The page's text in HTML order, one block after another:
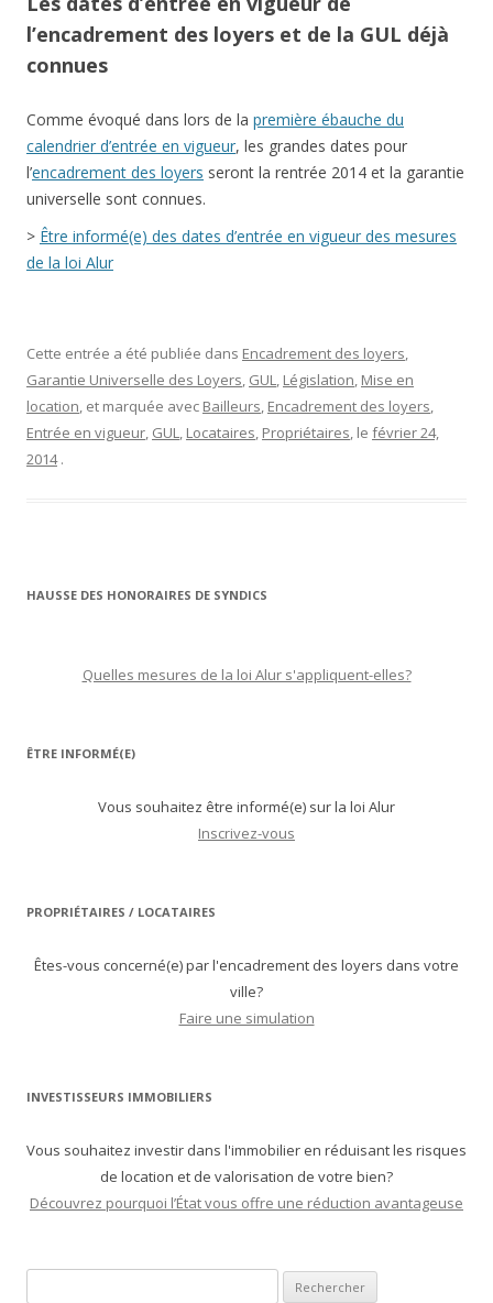
l’encadrement des loyers et de la GUL déjà
connues
Comme évoqué dans lors de la première ébauche du
calendrier d’entrée en vigueur, les grandes dates pour
l’encadrement des loyers seront la rentrée 2014 et la garantie
universelle sont connues.
> Être informé(e) des dates d’entrée en vigueur des mesures
de la loi Alur
Cette entrée a été publiée dans Encadrement des loyers,
Garantie Universelle des Loyers, GUL, Législation, Mise en
location, et marquée avec Bailleurs, Encadrement des loyers,
Entrée en vigueur, GUL, Locataires, Propriétaires, le février 24,
2014 .
HAUSSE DES HONORAIRES DE SYNDICS
Quelles mesures de la loi Alur s'appliquent-elles?
ÊTRE INFORMÉ(E)
Vous souhaitez être informé(e) sur la loi Alur
Inscrivez-vous
PROPRIÉTAIRES / LOCATAIRES
Êtes-vous concerné(e) par l'encadrement des loyers dans votre
ville?
Faire une simulation
INVESTISSEURS IMMOBILIERS
Vous souhaitez investir dans l'immobilier en réduisant les risques
de location et de valorisation de votre bien?
Découvrez pourquoi l’État vous offre une réduction avantageuse